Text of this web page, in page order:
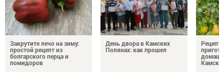
Закрутите лечо на зиму:
простой рецепт из
болгарского перца и
помидоров
День двора в Камских
Полянах: как прошел